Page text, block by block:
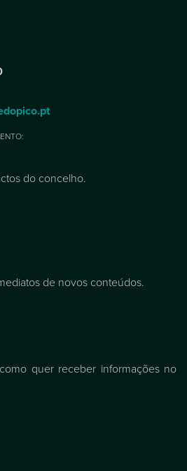
do concelho.
de novos conteúdos.
quer receber informações no